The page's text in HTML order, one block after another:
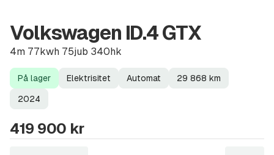
Volkswagen ID.4 GTX
4m 77kwh 75jub 340hk
Lagerstatus
På lager
Drivstoff
Elektrisitet
Girkasse
Automat
Kilometerstand
29 868 km
Modellår
2024
419 900 kr